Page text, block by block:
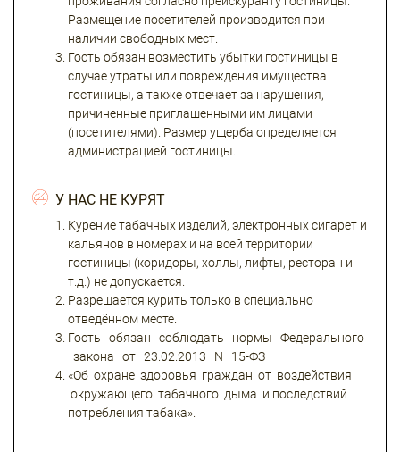
Размещение посетителей производится при
наличии свободных мест.
Гость обязан возместить убытки гостиницы в
случае утраты или повреждения имущества
гостиницы, а также отвечает за нарушения,
причиненные приглашенными им лицами
(посетителями). Размер ущерба определяется
администрацией гостиницы.
У НАС НЕ КУРЯТ
Курение табачных изделий, электронных сигарет и
кальянов в номерах и на всей территории
гостиницы (коридоры, холлы, лифты, ресторан и
т.д.) не допускается.
Разрешается курить только в специально
отведённом месте.
Гость обязан соблюдать нормы Федерального
закона от 23.02.2013 N 15-ФЗ
«Об охране здоровья граждан от воздействия
окружающего табачного дыма и последствий
потребления табака».